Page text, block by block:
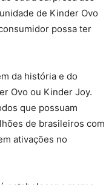
de Kinder Ovo
possa ter
da história e do
Ovo ou Kinder Joy.
que possuam
de brasileiros com
ativações no